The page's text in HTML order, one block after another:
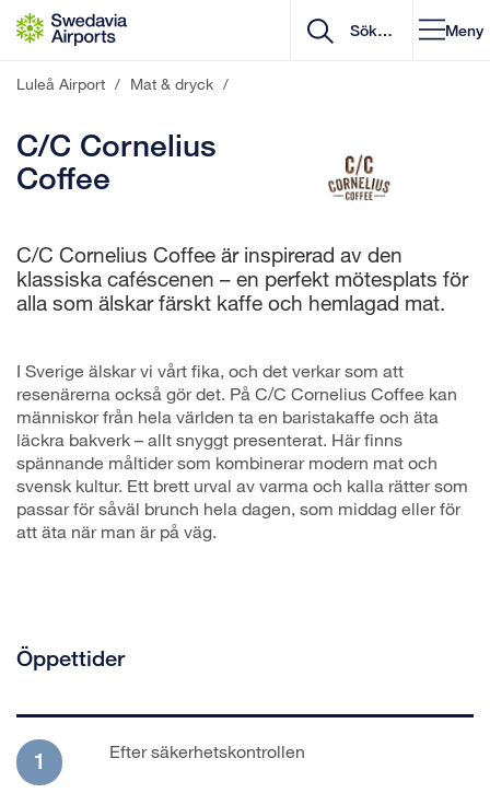
Gå till innehåll
Meny
Luleå Airport / Mat & dryck /
C/C Cornelius
Coffee
C/C Cornelius Coffee är inspirerad av den
klassiska caféscenen – en perfekt mötesplats för
alla som älskar färskt kaffe och hemlagad mat.
I Sverige älskar vi vårt fika, och det verkar som att
resenärerna också gör det. På C/C Cornelius Coffee kan
människor från hela världen ta en baristakaffe och äta
läckra bakverk – allt snyggt presenterat. Här finns
spännande måltider som kombinerar modern mat och
svensk kultur. Ett brett urval av varma och kalla rätter som
passar för såväl brunch hela dagen, som middag eller för
att äta när man är på väg.
Öppettider
1 Efter säkerhetskontrollen